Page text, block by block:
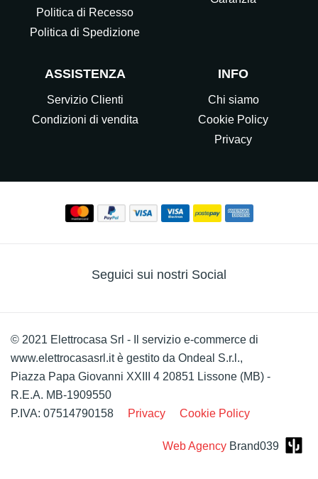
Politica di Recesso
Politica di Spedizione
ASSISTENZA
Servizio Clienti
Condizioni di vendita
INFO
Chi siamo
Cookie Policy
Privacy
Seguici sui nostri Social
© 2021 Elettrocasa Srl - Il servizio e-commerce di
www.elettrocasasrl.it è gestito da Ondeal S.r.l.,
Piazza Papa Giovanni XXIII 4 20851 Lissone (MB) -
R.E.A. MB-1909550
P.IVA: 07514790158
Privacy Cookie Policy
Web Agency Brand039